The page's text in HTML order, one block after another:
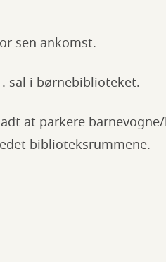
sen ankomst.
sal i børnebiblioteket.
at parkere
biblioteksrummene.